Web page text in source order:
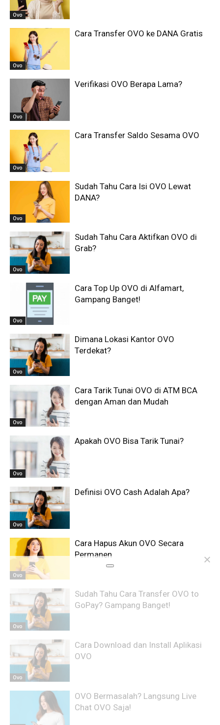
Ovo
Ovo
Cara Transfer OVO ke DANA Gratis
Ovo
Verifikasi OVO Berapa Lama?
Ovo
Cara Transfer Saldo Sesama OVO
Ovo
Sudah Tahu Cara Isi OVO Lewat
DANA?
Ovo
Sudah Tahu Cara Aktifkan OVO di
Grab?
Ovo
Cara Top Up OVO di Alfamart,
Gampang Banget!
Ovo
Dimana Lokasi Kantor OVO
Terdekat?
Ovo
Cara Tarik Tunai OVO di ATM BCA
dengan Aman dan Mudah
Ovo
Apakah OVO Bisa Tarik Tunai?
Ovo
Definisi OVO Cash Adalah Apa?
Ovo
Cara Hapus Akun OVO Secara
Permanen
Ovo
Sudah Tahu Cara Transfer OVO to
GoPay? Gampang Banget!
Ovo
Cara Download dan Install Aplikasi
OVO
OVO Bermasalah? Langsung Live
Chat OVO Saja!